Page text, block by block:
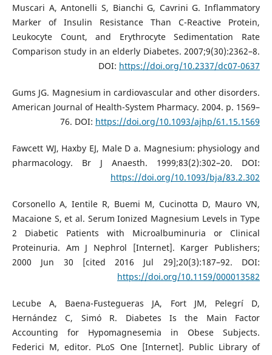
Muscari A, Antonelli S, Bianchi G, Cavrini G. Inflammatory
Marker of Insulin Resistance Than C-Reactive Protein,
Leukocyte Count, and Erythrocyte Sedimentation Rate
Comparison study in an elderly Diabetes. 2007;9(30):2362–8.
DOI: https://doi.org/10.2337/dc07-0637
Gums JG. Magnesium in cardiovascular and other disorders.
American Journal of Health-System Pharmacy. 2004. p. 1569–
76. DOI: https://doi.org/10.1093/ajhp/61.15.1569
Fawcett WJ, Haxby EJ, Male D a. Magnesium: physiology and
pharmacology. Br J Anaesth. 1999;83(2):302–20. DOI:
https://doi.org/10.1093/bja/83.2.302
Corsonello A, Ientile R, Buemi M, Cucinotta D, Mauro VN,
Macaione S, et al. Serum Ionized Magnesium Levels in Type
2 Diabetic Patients with Microalbuminuria or Clinical
Proteinuria. Am J Nephrol [Internet]. Karger Publishers;
2000 Jun 30 [cited 2016 Jul 29];20(3):187–92. DOI:
https://doi.org/10.1159/000013582
Lecube A, Baena-Fustegueras JA, Fort JM, Pelegrí D,
Hernández C, Simó R. Diabetes Is the Main Factor
Accounting for Hypomagnesemia in Obese Subjects.
Federici M, editor. PLoS One [Internet]. Public Library of